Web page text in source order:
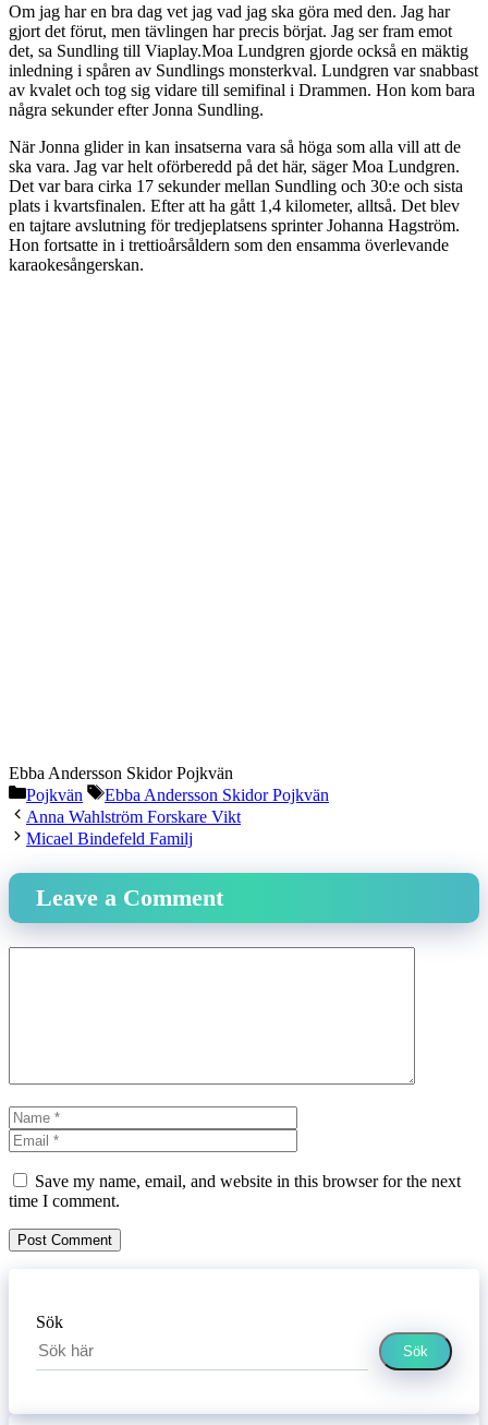
Om jag har en bra dag vet jag vad jag ska göra med den. Jag har
gjort det förut, men tävlingen har precis börjat. Jag ser fram emot
det, sa Sundling till Viaplay.Moa Lundgren gjorde också en mäktig
inledning i spåren av Sundlings monsterkval. Lundgren var snabbast
av kvalet och tog sig vidare till semifinal i Drammen. Hon kom bara
några sekunder efter Jonna Sundling.
När Jonna glider in kan insatserna vara så höga som alla vill att de
ska vara. Jag var helt oförberedd på det här, säger Moa Lundgren.
Det var bara cirka 17 sekunder mellan Sundling och 30:e och sista
plats i kvartsfinalen. Efter att ha gått 1,4 kilometer, alltså. Det blev
en tajtare avslutning för tredjeplatsens sprinter Johanna Hagström.
Hon fortsatte in i trettioårsåldern som den ensamma överlevande
karaokesångerskan.
Ebba Andersson Skidor Pojkvän
Categories
Pojkvän Tags
Ebba Andersson Skidor Pojkvän
Anna Wahlström Forskare Vikt
Micael Bindefeld Familj
Leave a Comment
Name
Save my name, email, and website in this browser for the next
time I comment.
Sök
Sök